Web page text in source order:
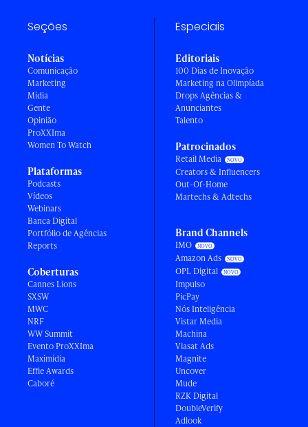
Seções
Notícias
Comunicação
Marketing
Mídia
Gente
Opinião
ProXXIma
Women To Watch
Plataformas
Podcasts
Vídeos
Webinars
Banca Digital
Portfólio de Agências
Reports
Coberturas
Cannes Lions
SXSW
MWC
NRF
WW Summit
Evento ProXXIma
Maximídia
Effie Awards
Caboré
Especiais
Editoriais
100 Dias de Inovação
Marketing na Olimpíada
Drops Agências &
Anunciantes
Talento
Patrocinados
Retail Media
Creators & Influencers
Out-Of-Home
Martechs & Adtechs
Brand Channels
IMO
Amazon Ads
OPL Digital
Impulso
PicPay
Nós Inteligência
Vistar Media
Machina
Viasat Ads
Magnite
Uncover
Mude
RZK Digital
DoubleVerify
Adlook